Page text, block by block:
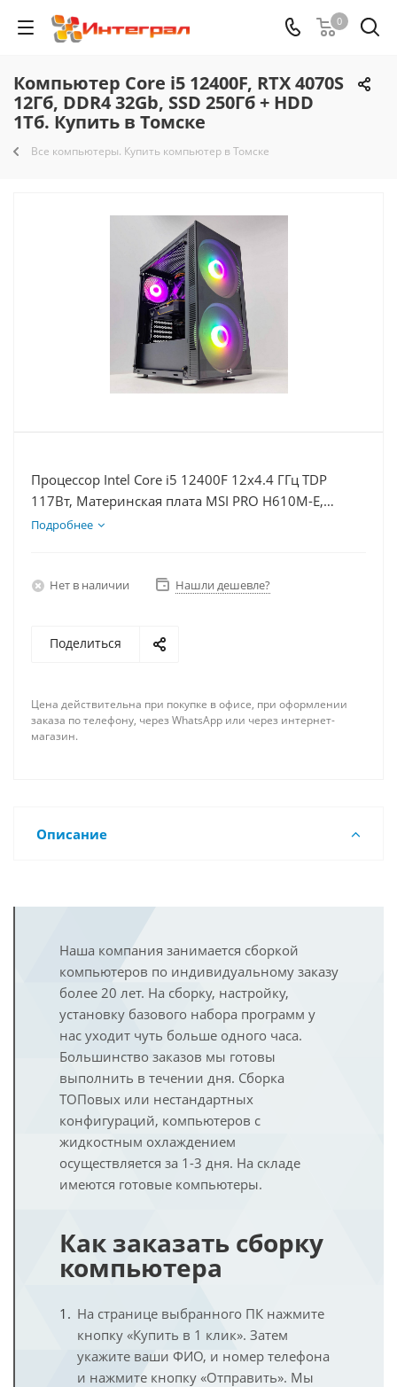
0
Компьютер Core i5 12400F, RTX 4070S
12Гб, DDR4 32Gb, SSD 250Гб + HDD
1Тб. Купить в Томске
Все компьютеры. Купить компьютер в Томске
Процессор Intel Core i5 12400F 12x4.4 ГГц TDP
117Вт, Материнская плата MSI PRO H610M-E,
Видеокарта RTX 4070S 12Гб, Память DDR4 32Gb,
Подробнее
Нет в наличии Нашли дешевле?
Поделиться
Цена действительна при покупке в офисе, при оформлении
заказа по телефону, через WhatsApp или через интернет-
магазин.
Описание
Наша компания занимается сборкой
компьютеров по индивидуальному заказу
более 20 лет. На сборку, настройку,
установку базового набора программ у
нас уходит чуть больше одного часа.
Большинство заказов мы готовы
выполнить в течении дня. Сборка
ТОПовых или нестандартных
конфигураций, компьютеров с
жидкостным охлаждением
осуществляется за 1-3 дня. На складе
имеются готовые компьютеры.
Как заказать сборку
компьютера
На странице выбранного ПК нажмите
кнопку «Купить в 1 клик». Затем
укажите ваши ФИО, и номер телефона
и нажмите кнопку «Отправить». Мы